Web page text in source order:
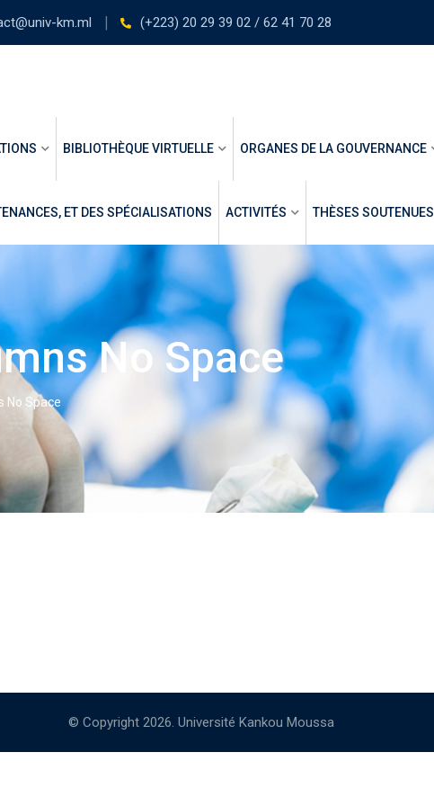
km.ml (+223) 20 29 39 02 / 62 41 70 28
BIBLIOTHÈQUE VIRTUELLE ORGANES DE LA GOUVERNANCE
ET DES SPÉCIALISATIONS ACTIVITÉS THÈSES SOUTENUES
No Space
No Space
© Copyright 2026. Université Kankou Moussa